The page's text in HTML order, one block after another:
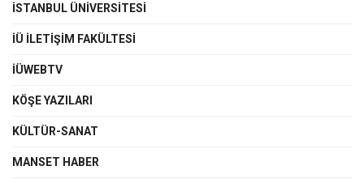
İSTANBUL ÜNIVERSITESI
İÜ İLETIŞIM FAKÜLTESI
İÜWEBTV
KÖŞE YAZILARI
KÜLTÜR-SANAT
MANSET HABER